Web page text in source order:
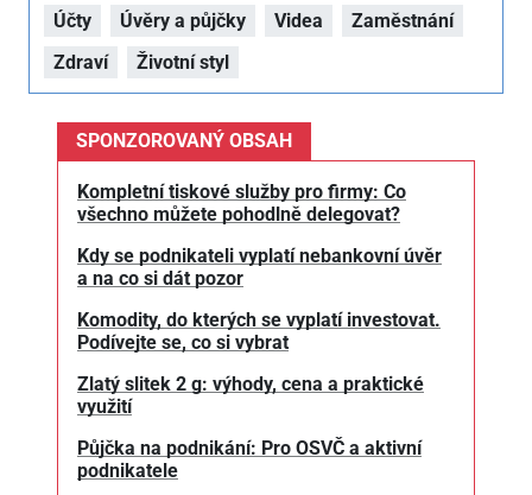
Účty Úvěry a půjčky Videa
Zaměstnání
Zdraví
Životní styl
SPONZOROVANÝ OBSAH
Kompletní tiskové služby pro firmy: Co
všechno můžete pohodlně delegovat?
Kdy se podnikateli vyplatí nebankovní úvěr
a na co si dát pozor
Komodity, do kterých se vyplatí investovat.
Podívejte se, co si vybrat
Zlatý slitek 2 g: výhody, cena a praktické
využití
Půjčka na podnikání: Pro OSVČ a aktivní
podnikatele